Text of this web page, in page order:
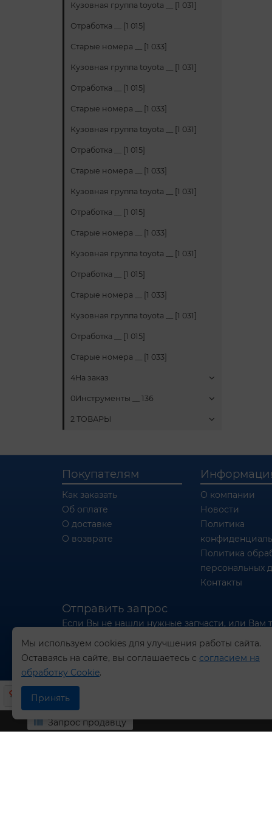
Кузовная группа toyota __ [1 031]
Отработка __ [1 015]
Старые номера __ [1 033]
Кузовная группа toyota __ [1 031]
Отработка __ [1 015]
Старые номера __ [1 033]
Кузовная группа toyota __ [1 031]
Отработка __ [1 015]
Старые номера __ [1 033]
Кузовная группа toyota __ [1 031]
Отработка __ [1 015]
Старые номера __ [1 033]
Кузовная группа toyota __ [1 031]
Отработка __ [1 015]
Старые номера __ [1 033]
Кузовная группа toyota __ [1 031]
Отработка __ [1 015]
Старые номера __ [1 033]
4На заказ
0Инструменты __ 136
2 ТОВАРЫ
Покупателям
Как заказать
Об оплате
О доставке
О возврате
О компании
Новости
Политика
Политика
персональных
Контакты
Отправить запрос
Если Вы не нашли нужные запчасти, или Вам
отправьте нам запрос - мы Вам поможем
Отправить запрос продавцу
Запрос продавцу
Мы используем cookies для улучшения работы сайта.
Оставаясь на сайте, вы соглашаетесь с согласием на
обработку Cookie.
Принять